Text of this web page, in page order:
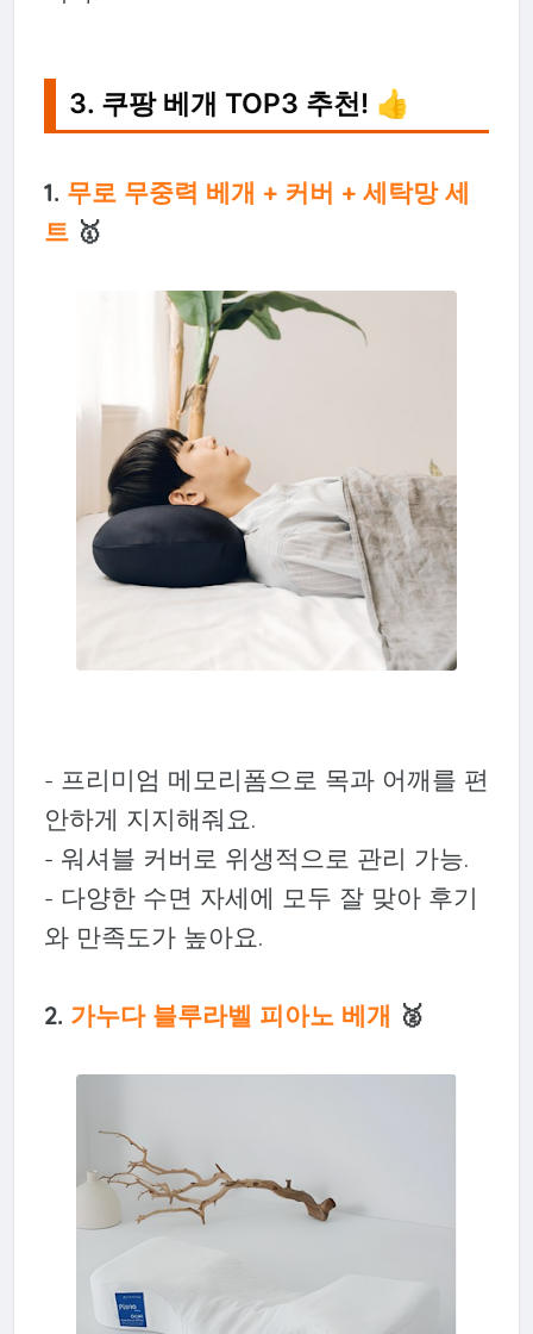
3. 쿠팡 베개 TOP3 추천! 👍
1. 무로 무중력 베개 + 커버 + 세탁망 세
트🥇
- 프리미엄 메모리폼으로 목과 어깨를 편
안하게 지지해줘요.
- 워셔블 커버로 위생적으로 관리 가능.
- 다양한 수면 자세에 모두 잘 맞아 후기
와 만족도가 높아요.
2. 가누다 블루라벨 피아노 베개 🥈